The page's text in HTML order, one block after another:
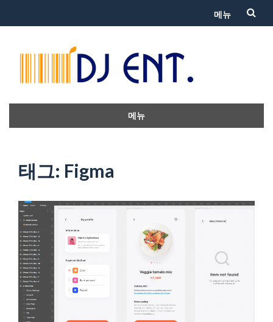
메뉴
메뉴
태그: Figma